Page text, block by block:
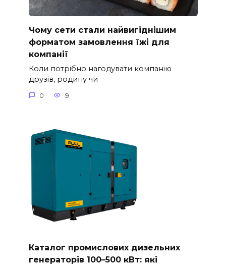
Чому сети стали найвигіднішим
форматом замовлення їжі для
компанії
Коли потрібно нагодувати компанію
друзів, родину чи
0 9
Каталог промислових дизельних
генераторів 100–500 кВт: які